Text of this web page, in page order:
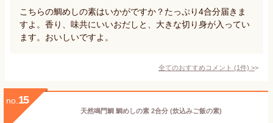
こちらの鯛めしの素はいかがですか？たっぷり4合分届きま
すよ。香り、味共にいいおだしと、大きな切り身が入ってい
ます。おいしいですよ。
全てのおすすめコメント (1件) >
no. 15
天然鳴門鯛 鯛めしの素 2合分 (炊込みご飯の素)